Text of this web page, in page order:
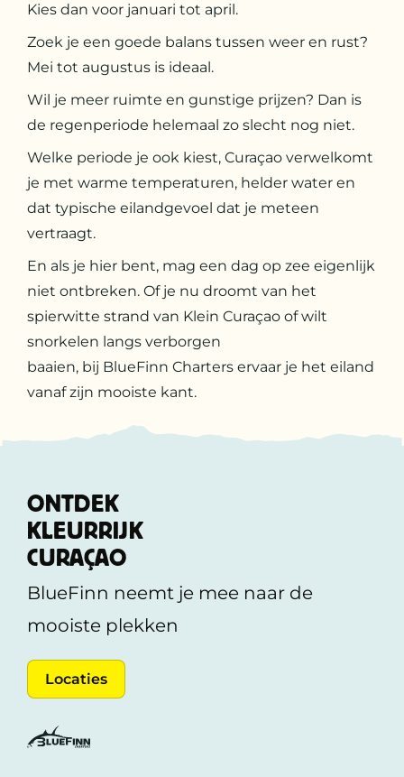
Kies dan voor januari tot april.
Zoek je een goede balans tussen weer en rust?
Mei tot augustus is ideaal.
Wil je meer ruimte en gunstige prijzen? Dan is
de regenperiode helemaal zo slecht nog niet.
Welke periode je ook kiest, Curaçao verwelkomt
je met warme temperaturen, helder water en
dat typische eilandgevoel dat je meteen
vertraagt.
En als je hier bent, mag een dag op zee eigenlijk
niet ontbreken. Of je nu droomt van het
spierwitte strand van Klein Curaçao of wilt
snorkelen langs verborgen
baaien, bij BlueFinn Charters ervaar je het eiland
vanaf zijn mooiste kant.
ONTDEK
KLEURRIJK
CURAÇAO
BlueFinn neemt je mee naar de
mooiste plekken
Locaties